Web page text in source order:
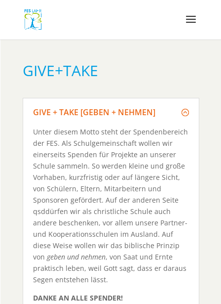
GIVE+TAKE
GIVE + TAKE [GEBEN + NEHMEN]
Unter diesem Motto steht der Spendenbereich
der FES. Als Schulgemeinschaft wollen wir
einerseits Spenden für Projekte an unserer
Schule sammeln. So werden kleine und große
Vorhaben, kurzfristig oder auf längere Sicht,
von Schülern, Eltern, Mitarbeitern und
Sponsoren gefördert. Auf der anderen Seite
qsddürfen wir als christliche Schule auch
andere beschenken, vor allem unsere Partner-
und Kooperationsschulen im Ausland. Auf
diese Weise wollen wir das biblische Prinzip
von geben und nehmen, von Saat und Ernte
praktisch leben, weil Gott sagt, dass er daraus
Segen entstehen lässt.
DANKE AN ALLE SPENDER!